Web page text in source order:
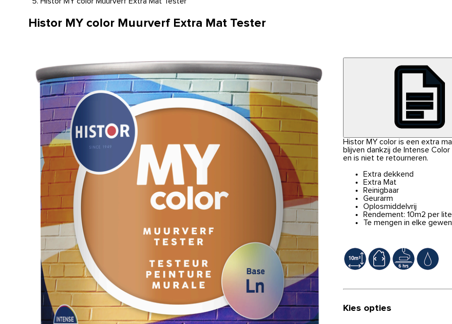
Histor MY color Muurverf Extra Mat Tester
Histor MY color is een extra
blijven dankzij de Intense
en is niet te retourneren.
Extra dekkend
Extra Mat
Reinigbaar
Geurarm
Oplosmiddelvrij
Rendement: 10m2 per
Te mengen in elke
Kies opties